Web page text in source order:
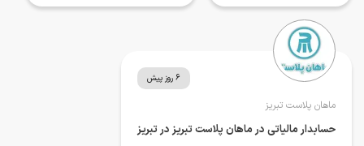
6 روز پیش
ماهان پلاست تبریز
حسابدار مالیاتی در ماهان پلاست تبریز در تبریز